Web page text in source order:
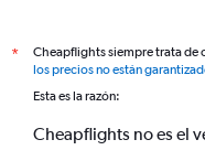
*
Cheapflights siempre trata de
los precios no están
Esta es la razón:
Cheapflights no es el